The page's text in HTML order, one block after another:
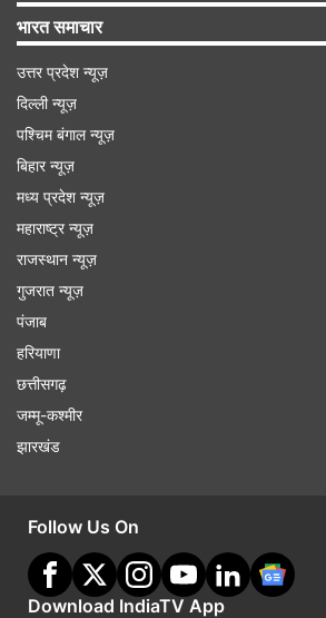
भारत समाचार
उत्तर प्रदेश न्यूज़
दिल्ली न्यूज़
पश्चिम बंगाल न्यूज़
बिहार न्यूज़
मध्य प्रदेश न्यूज़
महाराष्ट्र न्यूज़
राजस्थान न्यूज़
गुजरात न्यूज़
पंजाब
हरियाणा
छत्तीसगढ़
जम्मू-कश्मीर
झारखंड
Follow Us On
Download IndiaTV App